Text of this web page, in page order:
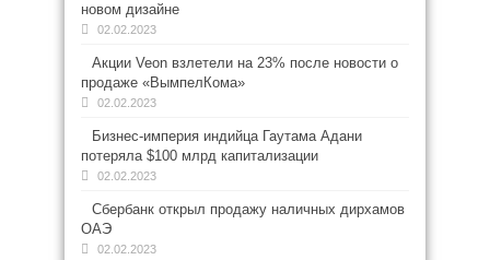
новом дизайне
02.02.2023
Акции Veon взлетели на 23% после новости о
продаже «ВымпелКома»
02.02.2023
Бизнес-империя индийца Гаутама Адани
потеряла $100 млрд капитализации
02.02.2023
Сбербанк открыл продажу наличных дирхамов
ОАЭ
02.02.2023